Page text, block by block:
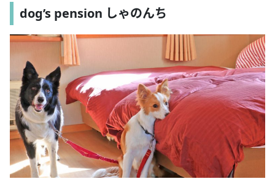
dog’s pension しゃのんち